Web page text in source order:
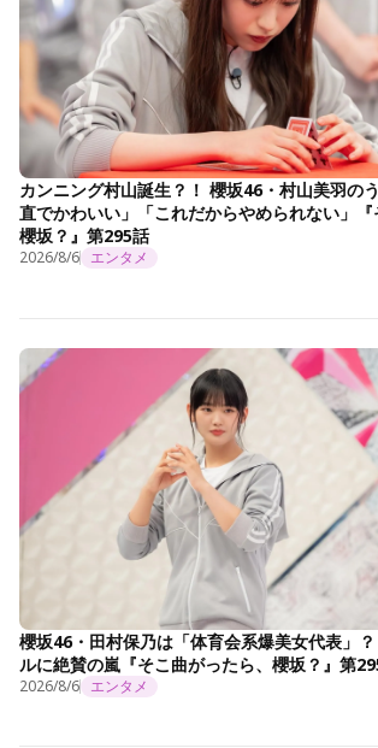
カンニング村山誕生？！ 櫻坂46・村山美羽の
直でかわいい」「これだからやめられない」『
櫻坂？』第295話
2026/8/6 エンタメ
櫻坂46・田村保乃は「体育会系爆美女代表」
ルに絶賛の嵐『そこ曲がったら、櫻坂？』第
2026/8/6 エンタメ